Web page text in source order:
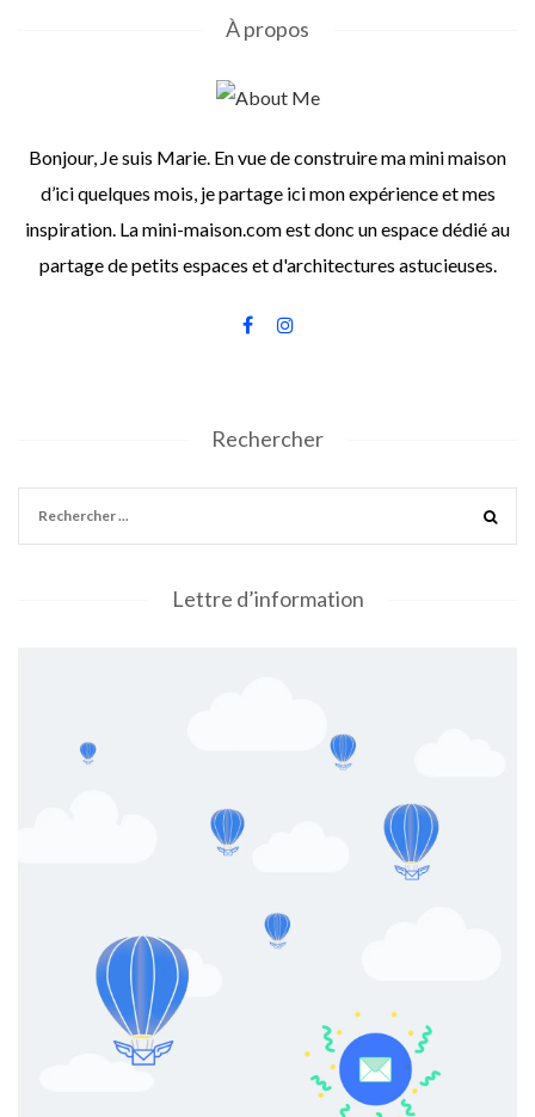
À propos
Bonjour, Je suis Marie. En vue de construire ma mini maison
d’ici quelques mois, je partage ici mon expérience et mes
inspiration. La mini-maison.com est donc un espace dédié au
partage de petits espaces et d'architectures astucieuses.
Rechercher
Lettre d’information